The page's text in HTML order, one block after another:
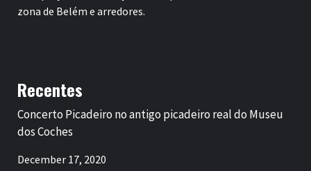
zona de Belém e arredores.
Recentes
Concerto Picadeiro no antigo picadeiro real do Museu
dos Coches
December 17, 2020